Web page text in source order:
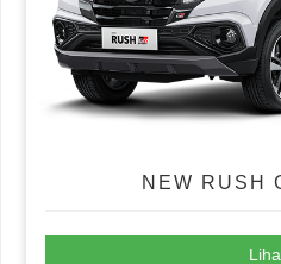
NEW RUSH